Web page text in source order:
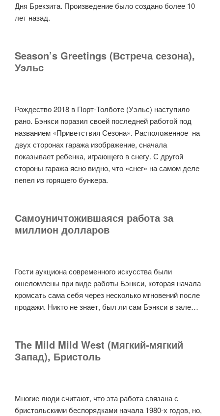
Дня Брекзита. Произведение было создано более 10
лет назад.
Season’s Greetings (Встреча сезона),
Уэльс
Рождество 2018 в Порт-Толботе (Уэльс) наступило
рано. Бэнкси поразил своей последней работой под
названием «Приветствия Сезона». Расположенное на
двух сторонах гаража изображение, сначала
показывает ребенка, играющего в снегу. С другой
стороны гаража ясно видно, что «снег» на самом деле
пепел из горящего бункера.
Самоуничтожившаяся работа за
миллион долларов
Гости аукциона современного искусства были
ошеломлены при виде работы Бэнкси, которая начала
кромсать сама себя через несколько мгновений после
продажи. Никто не знает, был ли сам Бэнкси в зале…
The Mild Mild West (Мягкий-мягкий
Запад), Бристоль
Многие люди считают, что эта работа связана с
бристольскими беспорядками начала 1980-х годов, но,